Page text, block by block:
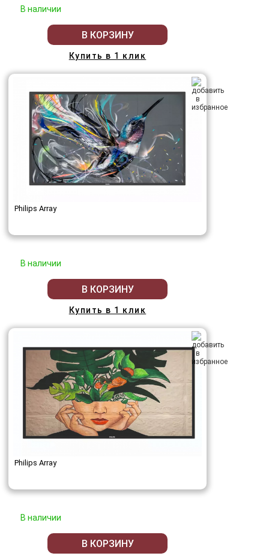
В наличии
В КОРЗИНУ
Купить в 1 клик
Philips Array
В наличии
В КОРЗИНУ
Купить в 1 клик
Philips Array
В наличии
В КОРЗИНУ